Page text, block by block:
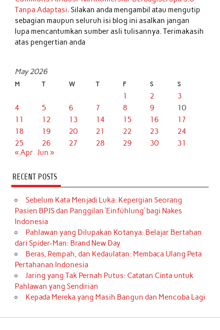
Tanpa Adaptasi . Silakan anda mengambil atau mengutip
sebagian maupun seluruh isi blog ini asalkan jangan
lupa mencantumkan sumber asli tulisannya. Terimakasih
atas pengertian anda
May 2026
M T W T F S S
1 2
3
4
5 6 7 8 9
10
11
12 13 14 15 16
17
18
19 20 21 22 23
24
25
26 27 28 29 30
31
« Apr Jun »
RECENT POSTS
Sebelum Kata Menjadi Luka: Kepergian Seorang
Pasien BPJS dan Panggilan ‘Einfühlung’ bagi Nakes
Indonesia
Pahlawan yang Dilupakan Kotanya: Belajar Bertahan
dari Spider-Man: Brand New Day
Beras, Rempah, dan Kedaulatan: Membaca Ulang Peta
Pertahanan Indonesia
Jaring yang Tak Pernah Putus: Catatan Cinta untuk
Pahlawan yang Sendirian
Kepada Mereka yang Masih Bangun dan Mencoba Lagi